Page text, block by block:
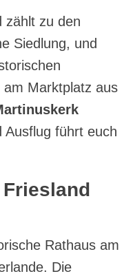
zählt zu den
Siedlung, und
am Marktplatz aus
Ausflug führt euch
Rathaus am
Die